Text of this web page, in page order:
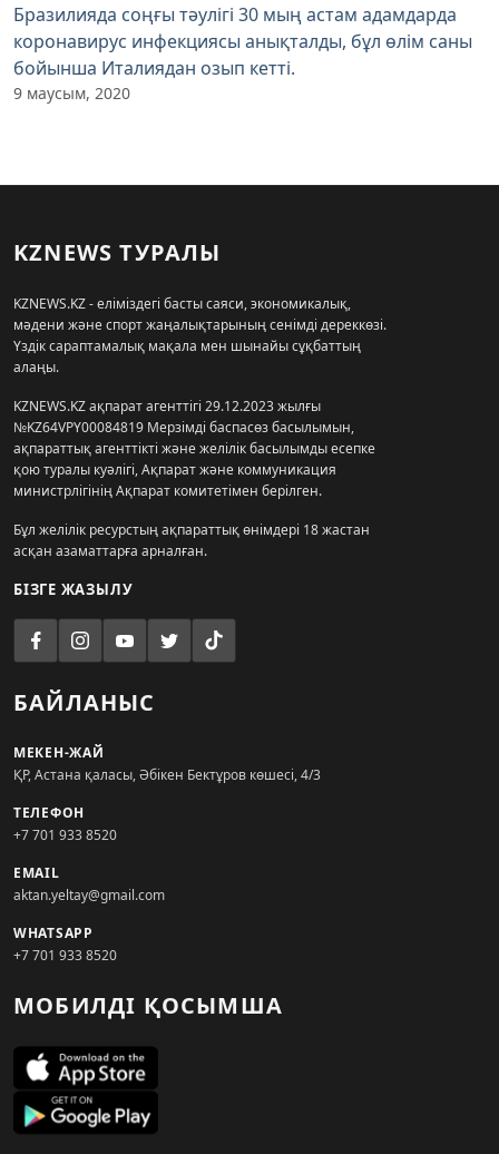
Бразилияда соңғы тәулігі 30 мың астам адамдарда
коронавирус инфекциясы анықталды, бұл өлім саны
бойынша Италиядан озып кетті.
9 маусым, 2020
KZNEWS ТУРАЛЫ
KZNEWS.KZ - еліміздегі басты саяси, экономикалық,
мәдени және спорт жаңалықтарының сенімді дереккөзі.
Үздік сараптамалық мақала мен шынайы сұқбаттың
алаңы.
KZNEWS.KZ ақпарат агенттігі 29.12.2023 жылғы
№KZ64VPY00084819 Мерзімді баспасөз басылымын,
ақпараттық агенттікті және желілік басылымды есепке
қою туралы куәлігі, Ақпарат және коммуникация
министрлігінің Ақпарат комитетімен берілген.
Бұл желілік ресурстың ақпараттық өнімдері 18 жастан
асқан азаматтарға арналған.
БІЗГЕ ЖАЗЫЛУ
БАЙЛАНЫС
МЕКЕН-ЖАЙ
ҚР, Астана қаласы, Әбікен Бектұров көшесі, 4/3
ТЕЛЕФОН
+7 701 933 8520
EMAIL
aktan.yeltay@gmail.com
WHATSAPP
+7 701 933 8520
МОБИЛДІ ҚОСЫМША